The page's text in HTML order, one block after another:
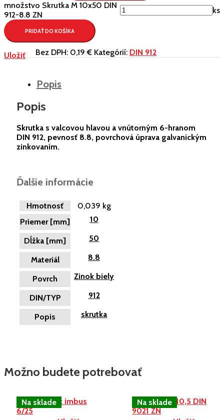
množstvo Skrutka M 10x50 DIN
912-8.8 ZN
ks
PRIDAŤ DO KOŠÍKA
Uložiť Bez DPH: 0,19 € Kategórií: DIN 912
Popis
Popis
Skrutka s valcovou hlavou a vnútorným 6-hranom
DIN 912, pevnosť 8.8, povrchová úprava galvanickým
zinkovaním.
Ďalšie informácie
Hmotnosť
0,039 kg
Priemer [mm]
10
Dĺžka [mm] 50
Materiál 8.8
Povrch Zinok biely
DIN/TYP 912
Popis skrutka
Možno budete potrebovať